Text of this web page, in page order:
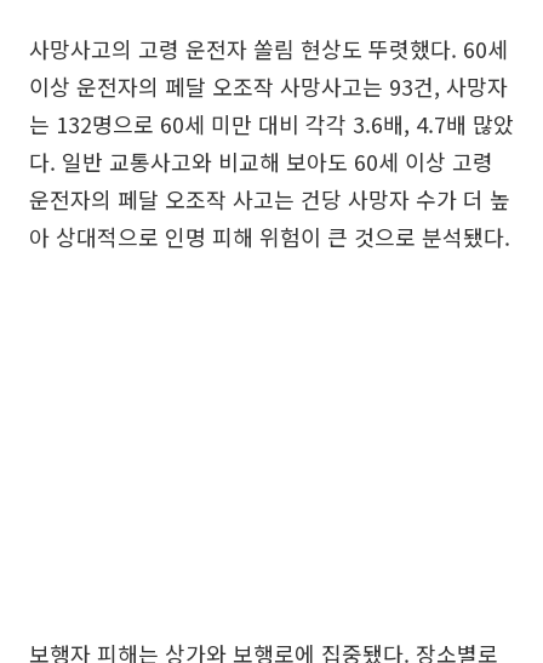
사망사고의 고령 운전자 쏠림 현상도 뚜렷했다. 60세
이상 운전자의 페달 오조작 사망사고는 93건, 사망자
는 132명으로 60세 미만 대비 각각 3.6배, 4.7배 많았
다. 일반 교통사고와 비교해 보아도 60세 이상 고령
운전자의 페달 오조작 사고는 건당 사망자 수가 더 높
아 상대적으로 인명 피해 위험이 큰 것으로 분석됐다.
보행자 피해는 상가와 보행로에 집중됐다. 장소별로